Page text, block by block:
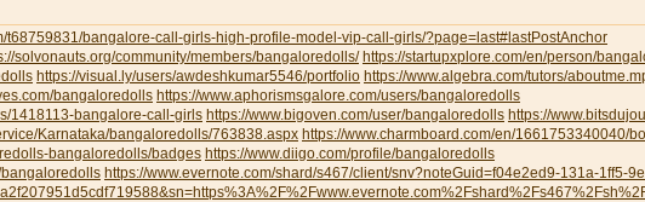
t68759831/bangalore-call-girls-high-profile-model-vip-call-girls/?page=last#lastPostAnchor
solvonauts.org/community/members/bangaloredolls/ https://startupxplore.com/en/person/
https://visual.ly/users/awdeshkumar5546/portfolio https://www.algebra.com/tutors/
bangaloredolls https://www.aphorismsgalore.com/users/bangaloredolls
1418113-bangalore-call-girls https://www.bigoven.com/user/bangaloredolls https://
Karnataka/bangaloredolls/763838.aspx https://www.charmboard.com/en/1661753340040/
bangaloredolls/badges https://www.diigo.com/profile/bangaloredolls
bangaloredolls https://www.evernote.com/shard/s467/client/snv?noteGuid=f04e2ed9-131a-1ff5-